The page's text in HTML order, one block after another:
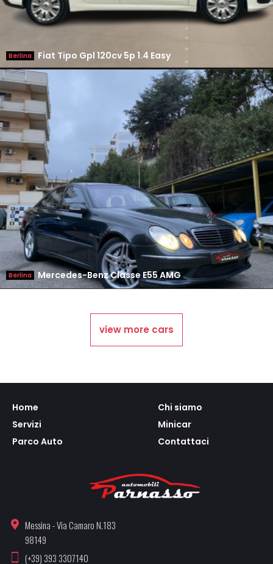
Berlina Fiat Tipo Gpl 120cv 5p 1.4 Easy
Berlina Mercedes-Benz Classe E55 AMG
view more cars
Home
Chi siamo
Servizi
Minicar
Parco Auto
Contattaci
Messina - Via Camaro N.183
98149
(+39) 393 3307140